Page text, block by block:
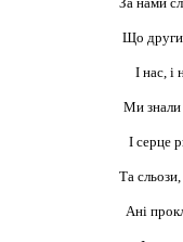
Що други
І нас, і
Ми знали
І серце
Та сльози,
Ані